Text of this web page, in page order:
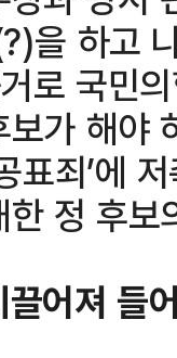
을 하고
로 국민
가 해야
죄’에
정 후
어져 들